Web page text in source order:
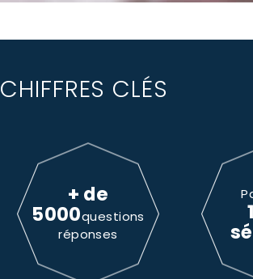
CHIFFRES CLÉS
+ de
5000questions
réponses